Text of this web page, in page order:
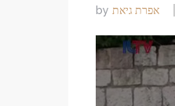
by אפרת גיאת